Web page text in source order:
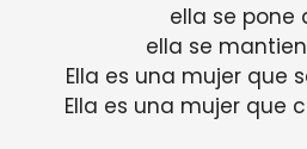
ella se pone
ella se
Ella es una mujer que
Ella es una mujer que